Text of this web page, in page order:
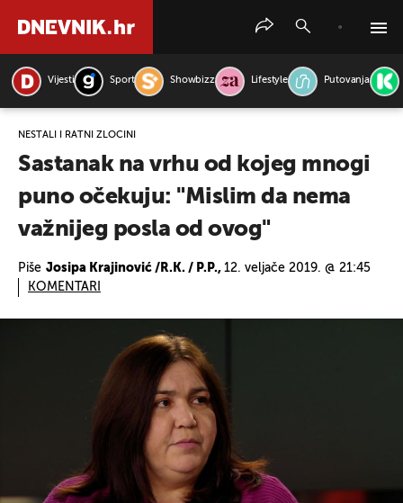
Vijesti Sport Showbizz Lifestyle Putovanja
NESTALI I RATNI ZLOČINI
Sastanak na vrhu od kojeg mnogi
puno očekuju: "Mislim da nema
važnijeg posla od ovog"
Piše Josipa Krajinović /R.K. / P.P., 12. veljače 2019. @ 21:45
KOMENTARI
PRETRAŽITE VIJESTI